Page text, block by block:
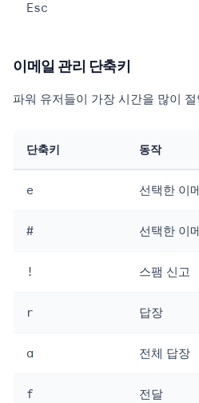
Esc
이메일 관리 단축키
파워 유저들이 가장 시간을 많이
단축키 동작
e 선택한 이
# 선택한 이
! 스팸 신고
r 답장
a 전체 답장
f 전달